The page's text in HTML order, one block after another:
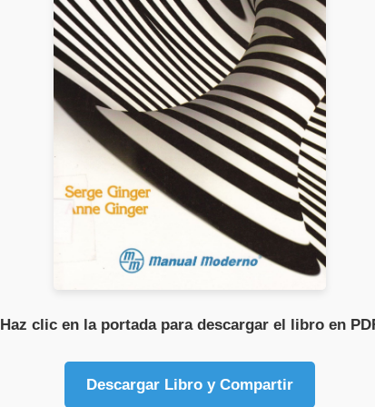
Haz clic en la portada para descargar el libro en
Descargar Libro y Compartir